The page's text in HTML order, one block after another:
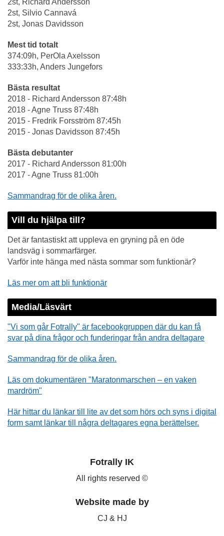
2st, Richard Andersson
2st, Silvio Cannavá
2st, Jonas Davidsson
Mest tid totalt
374:09h, PerOla Axelsson
333:33h, Anders Jungefors
Bästa resultat
2018 - Richard Andersson 87:48h
2018 - Agne Truss 87:48h
2015 - Fredrik Forsström 87:45h
2015 - Jonas Davidsson 87:45h
Bästa debutanter
2017 - Richard Andersson 81:00h
2017 - Agne Truss 81:00h
Sammandrag för de olika åren.
Vill du hjälpa till?
Det är fantastiskt att uppleva en gryning på en öde
landsväg i sommarfärger.
Varför inte hänga med nästa sommar som funktionär?
Läs mer om att bli funktionär
Media/Läsvärt
"Vi som går Fotrally" är facebookgruppen där du kan få
svar på dina frågor och funderingar från andra deltagare
Sammandrag för de olika åren.
Läs om dokumentären "Maratonmarschen – en vaken
mardröm"
Här hittar du länkar till lite av det som hörs och syns i digital
form samt länkar till några deltagares egna berättelser.
Fotrally IK
All rights reserved ©
Website made by
CJ & HJ